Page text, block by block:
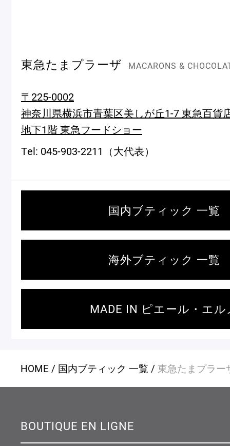
東急たまプラーザ MACARONS &
〒225-0002
神奈川県横浜市青葉区美しが丘1-7 東急百貨
地下1階 東急フードショー
Tel: 045-903-2211（大代表）
国内ブティック 一覧
海外ブティック 一覧
MADE IN ピエール・エル
HOME 国内ブティック 一覧 東急たまプラー
BOUTIQUE EN LIGNE